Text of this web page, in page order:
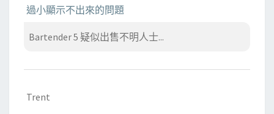
過小顯示不出來的問題
Bartender 5 疑似出售不明人士...
Trent